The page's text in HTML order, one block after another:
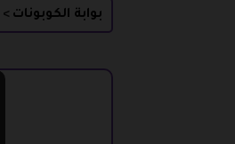
بوابة الكوبونات >